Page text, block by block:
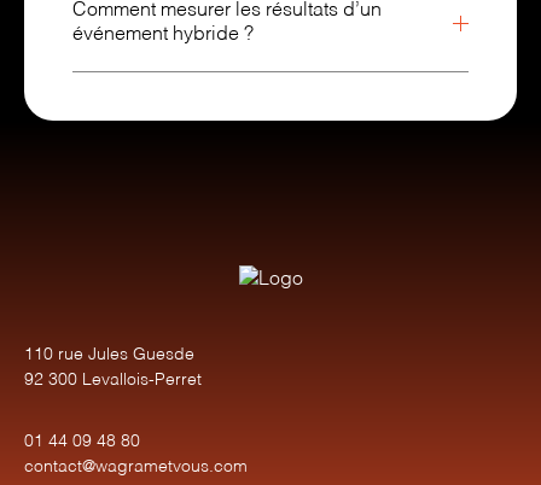
Comment mesurer les résultats d’un
événement hybride ?
110 rue Jules Guesde
92 300 Levallois-Perret
01 44 09 48 80
contact@wagrametvous.com